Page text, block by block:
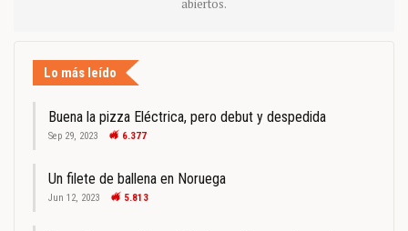
abiertos.
Lo más leído
Buena la pizza Eléctrica, pero debut y despedida
Sep 29, 2023 6.377
Un filete de ballena en Noruega
Jun 12, 2023 5.813